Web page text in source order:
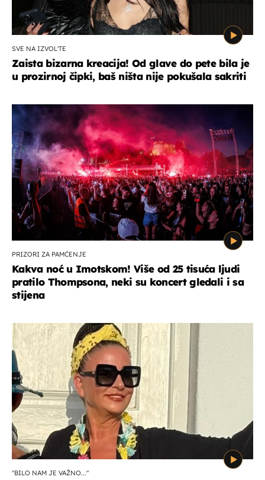
SVE NA IZVOL'TE
Zaista bizarna kreacija! Od glave do pete bila je
u prozirnoj čipki, baš ništa nije pokušala sakriti
PRIZORI ZA PAMĆENJE
Kakva noć u Imotskom! Više od 25 tisuća ljudi
pratilo Thompsona, neki su koncert gledali i sa
stijena
"BILO NAM JE VAŽNO..."